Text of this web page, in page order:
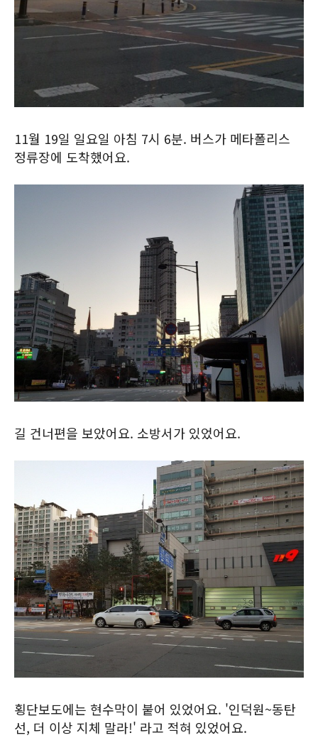
11월 19일 일요일 아침 7시 6분. 버스가 메타폴리스
정류장에 도착했어요.
길 건너편을 보았어요. 소방서가 있었어요.
횡단보도에는 현수막이 붙어 있었어요. '인덕원~동탄
선, 더 이상 지체 말라!' 라고 적혀 있었어요.